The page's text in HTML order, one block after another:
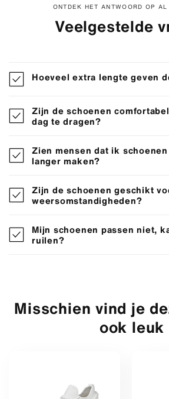
ONTDEK HET ANTWOORD OP
Veelgestelde
Hoeveel extra lengte geven
Zijn de schoenen
dag te dragen?
Zien mensen dat ik
langer maken?
Zijn de schoenen geschikt
weersomstandigheden?
Mijn schoenen passen niet,
ruilen?
Misschien vind je
ook leuk